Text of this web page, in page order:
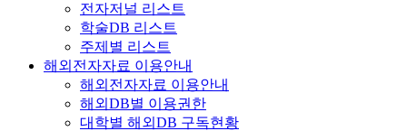
전자저널 리스트
학술DB 리스트
주제별 리스트
해외전자자료 이용안내
해외전자자료 이용안내
해외DB별 이용권한
대학별 해외DB 구독현황